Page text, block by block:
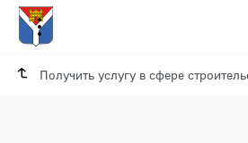
Получить услугу в сфере